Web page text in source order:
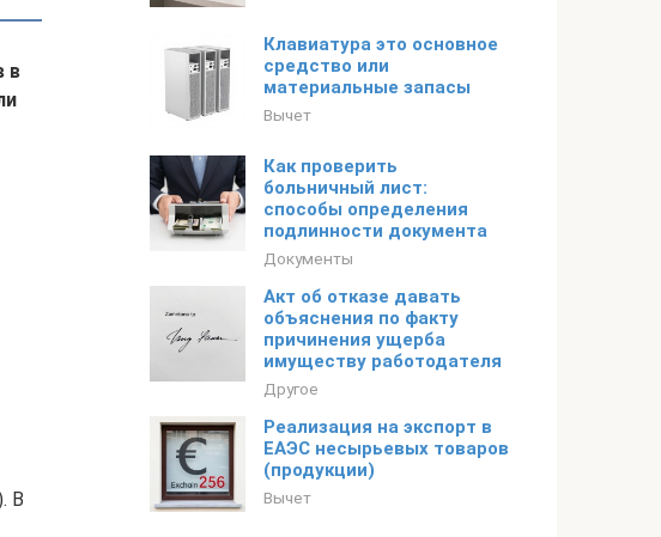
в
В
Клавиатура это основное
средство или
материальные запасы
Вычет
Как проверить
больничный лист:
способы определения
подлинности документа
Документы
Акт об отказе давать
объяснения по факту
причинения ущерба
имуществу работодателя
Другое
Реализация на экспорт в
ЕАЭС несырьевых товаров
(продукции)
Вычет